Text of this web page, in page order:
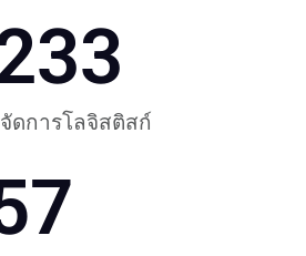
ดการโลจิสติสก์